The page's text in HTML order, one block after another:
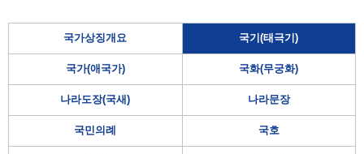
국가상징개요 국기(태극기)
국가(애국가) 국화(무궁화)
나라도장(국새) 나라문장
국민의례 국호